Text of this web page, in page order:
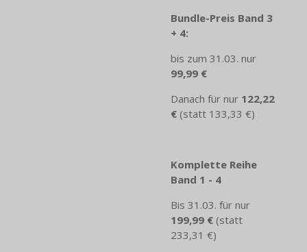
Bundle-Preis Band 3
+ 4:
bis zum 31.03. nur
99,99 €
Danach für nur 122,22
€ (statt 133,33 €)
Komplette Reihe
Band 1 - 4
Bis 31.03. für nur
199,99 € (statt
233,31 €)